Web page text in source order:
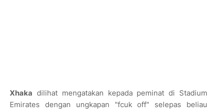
Xhaka dilihat mengatakan kepada peminat di Stadium
Emirates dengan ungkapan "fcuk off" selepas beliau